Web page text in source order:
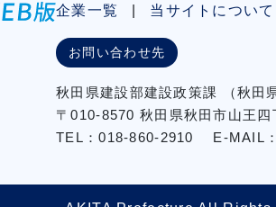
企業一覧 当サイトについて
お問い合わせ先
秋⽥県建設部建設政策課
（秋
〒010-8570 秋田県秋田市⼭王四
TEL：018-860-2910 E-MAIL